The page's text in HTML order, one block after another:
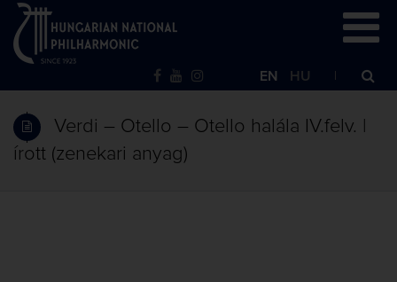
EN HU
Verdi – Otello – Otello halála IV.felv. |
írott (zenekari anyag)